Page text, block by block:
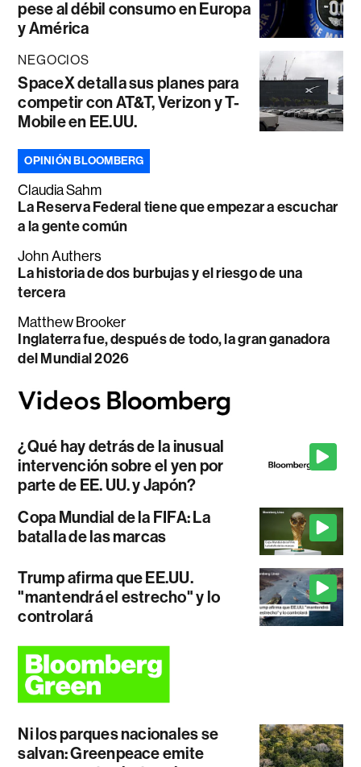
pese al débil consumo en Europa
y América
NEGOCIOS
SpaceX detalla sus planes para
competir con AT&T, Verizon y T-
Mobile en EE.UU.
OPINIÓN BLOOMBERG
Claudia Sahm
La Reserva Federal tiene que empezar a escuchar
a la gente común
John Authers
La historia de dos burbujas y el riesgo de una
tercera
Matthew Brooker
Inglaterra fue, después de todo, la gran ganadora
del Mundial 2026
¿Qué hay detrás de la inusual
intervención sobre el yen por
parte de EE. UU. y Japón?
Copa Mundial de la FIFA: La
batalla de las marcas
Trump afirma que EE.UU.
"mantendrá el estrecho" y lo
controlará
Ni los parques nacionales se
salvan: Greenpeace emite